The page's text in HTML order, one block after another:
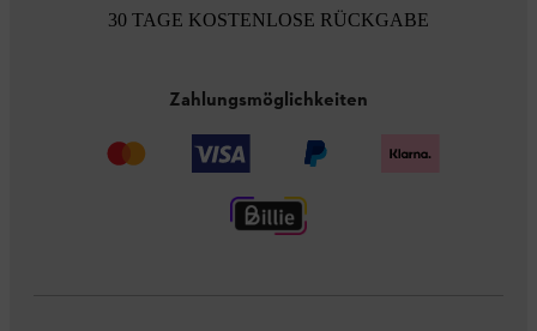
30 TAGE KOSTENLOSE RÜCKGABE
Zahlungsmöglichkeiten